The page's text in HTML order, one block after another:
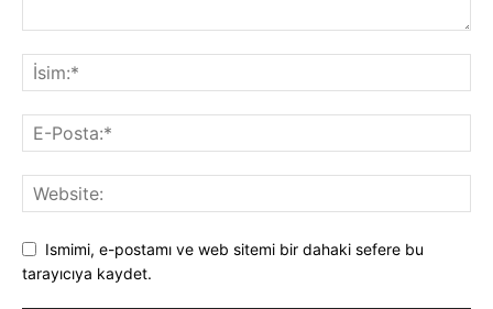
Ismimi, e-postamı ve web sitemi bir dahaki sefere bu
tarayıcıya kaydet.